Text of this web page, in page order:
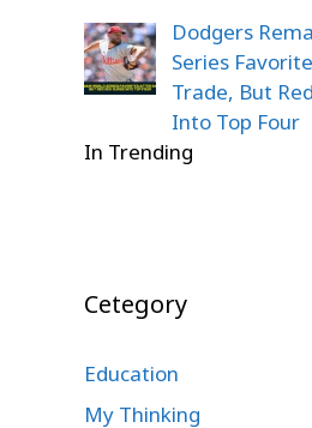
Dodgers
Series
Trade, But
Into Top Four
In Trending
Cetegory
Education
My Thinking